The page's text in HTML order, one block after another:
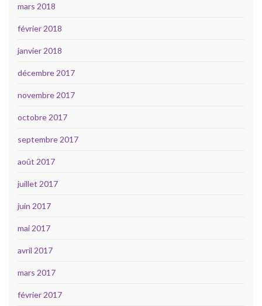
mars 2018
février 2018
janvier 2018
décembre 2017
novembre 2017
octobre 2017
septembre 2017
août 2017
juillet 2017
juin 2017
mai 2017
avril 2017
mars 2017
février 2017